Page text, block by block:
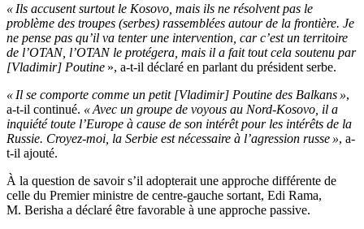
« Ils accusent surtout le Kosovo, mais ils ne résolvent pas le
problème des troupes (serbes) rassemblées autour de la frontière. Je
ne pense pas qu’il va tenter une intervention, car c’est un territoire
de l’OTAN, l’OTAN le protégera, mais il a fait tout cela soutenu par
[Vladimir] Poutine », a-t-il déclaré en parlant du président serbe.
« Il se comporte comme un petit [Vladimir] Poutine des Balkans »,
a-t-il continué. « Avec un groupe de voyous au Nord-Kosovo, il a
inquiété toute l’Europe à cause de son intérêt pour les intérêts de la
Russie. Croyez-moi, la Serbie est nécessaire à l’agression russe », a-
t-il ajouté.
À la question de savoir s’il adopterait une approche différente de
celle du Premier ministre de centre-gauche sortant, Edi Rama,
M. Berisha a déclaré être favorable à une approche passive.